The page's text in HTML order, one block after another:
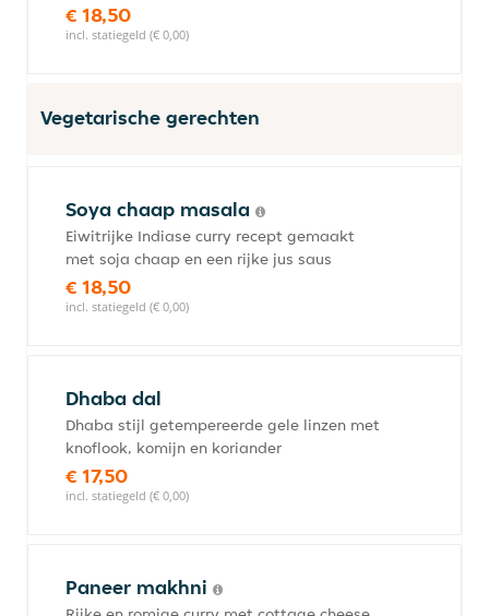
€ 18,50
incl. statiegeld (€ 0,00)
Vegetarische gerechten
Soya chaap masala
Eiwitrijke Indiase curry recept gemaakt
met soja chaap en een rijke jus saus
€ 18,50
incl. statiegeld (€ 0,00)
Dhaba dal
Dhaba stijl getempereerde gele linzen met
knoflook, komijn en koriander
€ 17,50
incl. statiegeld (€ 0,00)
Paneer makhni